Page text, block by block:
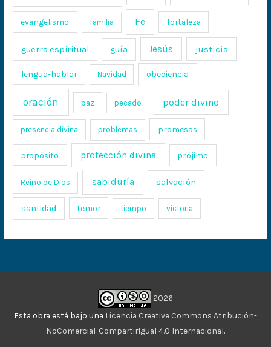
evangelismo familia Fe fortaleza
guerra espiritual guía Jesús justicia
lengua-hablar Navidad obediencia
oración paz pecado poder divino
presencia divina problemas promesas
propósito protección divina prójimo
Reino de Dios sabiduría salvación
santidad temor tiempo victoria
2026
Esta obra está bajo una Licencia Creative Commons Atribución-
NoComercial-CompartirIgual 4.0 Internacional.